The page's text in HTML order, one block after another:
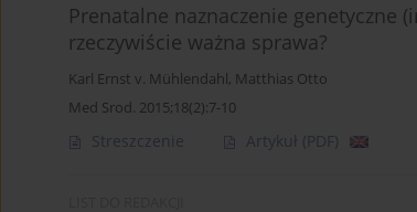
Prenatalne naznaczenie genetyczne
rzeczywiście ważna sprawa?
Karl Ernst v. Mühlendahl, Matthias Otto
Med Srod. 2015;18(2):7-10
Streszczenie Artykuł (PDF)